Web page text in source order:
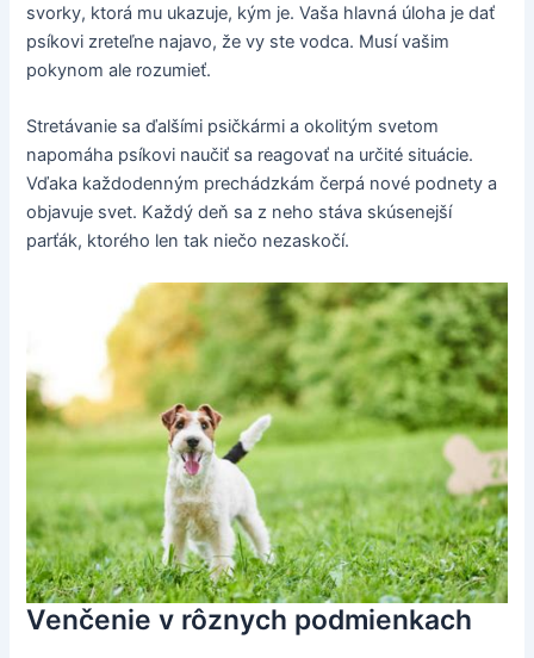
svorky, ktorá mu ukazuje, kým je. Vaša hlavná úloha je dať
psíkovi zreteľne najavo, že vy ste vodca. Musí vašim
pokynom ale rozumieť.
Stretávanie sa ďalšími psičkármi a okolitým svetom
napomáha psíkovi naučiť sa reagovať na určité situácie.
Vďaka každodenným prechádzkám čerpá nové podnety a
objavuje svet. Každý deň sa z neho stáva skúsenejší
parťák, ktorého len tak niečo nezaskočí.
Venčenie v rôznych podmienkach